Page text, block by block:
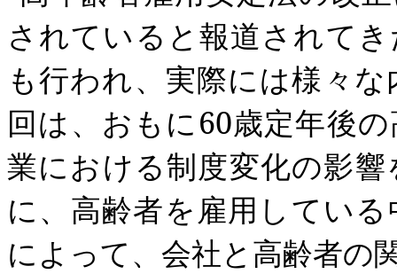
されていると報道されて
も行われ、実際には様々
回は、おもに60歳定年後
業における制度変化の影
に、高齢者を雇用してい
によって、会社と高齢者の